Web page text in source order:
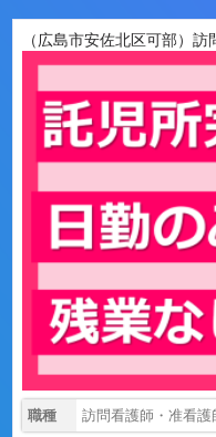
（広島市安佐北区可部）訪
職種 訪問看護師・准看